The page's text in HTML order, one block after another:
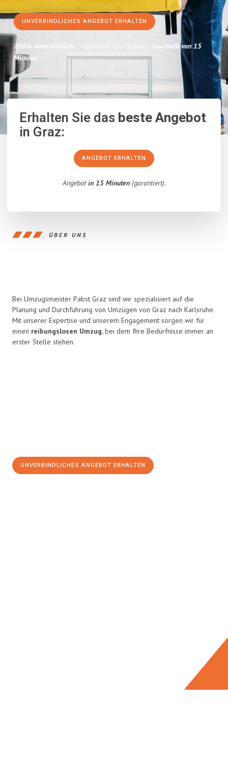
UNVERBINDLICHES ANGEBOT ERHALTEN
100% unverbindlich – Garantiert eine Antwort innerhalb von 15
Minuten.
Erhalten Sie dasbeste Angebot
in Graz:
ANGEBOT ERHALTEN
Angebotin 15 Minuten(garantiert).
ÜBER UNS
Bei Umzugsmeister Pabst Graz sind wir spezialisiert auf die
Planung und Durchführung von Umzügen von Graz nach Karlsruhe.
Mit unserer Expertise und unserem Engagement sorgen wir für
einen reibungslosen Umzug, bei dem Ihre Bedürfnisse immer an
erster Stelle stehen.
UNVERBINDLICHES ANGEBOT ERHALTEN